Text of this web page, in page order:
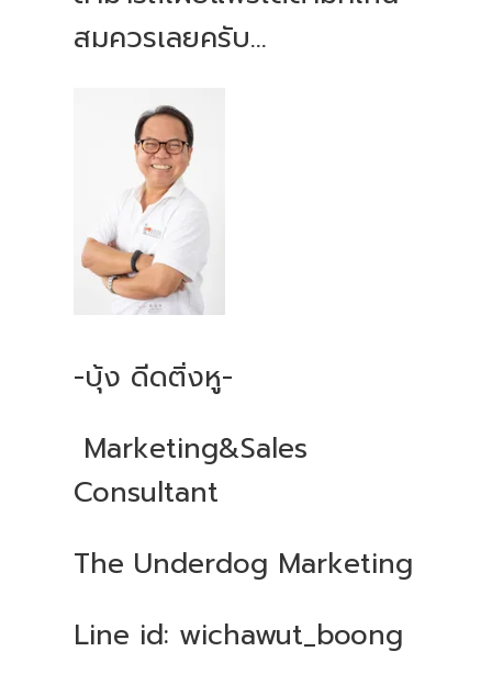
สมควรเลยครับ...
-บุ้ง ดีดติ่งหู-
Marketing&Sales
Consultant
The Underdog Marketing
Line id: wichawut_boong